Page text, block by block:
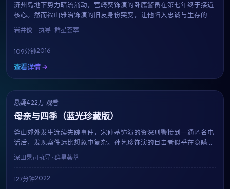
济州岛地下势力暗流涌动，宫崎葵饰演的卧底警员在第七年终于接近
核心。然而福山雅治饰演的旧友身份突变，让他陷入忠诚与生存的两
难。岩井俊二的招牌长镜头与冷暖对比色调，在本片中再次令人窒
息。
岩井俊二执导 · 群星荟萃
109分钟2016
查看详情 →
获奖
悬疑422万 观看
母亲与四季（蓝光珍藏版）
釜山郊外发生连续失踪事件，宋仲基饰演的资深刑警接到一通匿名电
话后，发现案件远比想象中复杂。孙艺珍饰演的目击者似乎在隐瞒什
么，而每一条线索都将他们带向一个被尘封多年的秘密。深田晃司延
续其冷峻的叙事风格，剧情反转层出不穷。
深田晃司执导 · 群星荟萃
127分钟2022